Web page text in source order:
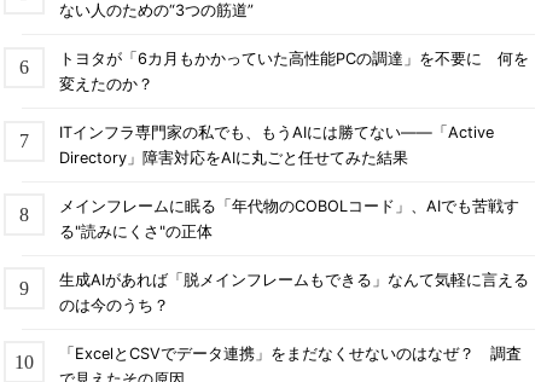
ない人のための“3つの筋道”
トヨタが「6カ月もかかっていた高性能PCの調達」を不要に 何を
変えたのか？
ITインフラ専門家の私でも、もうAIには勝てない――「Active
Directory」障害対応をAIに丸ごと任せてみた結果
メインフレームに眠る「年代物のCOBOLコード」、AIでも苦戦す
る"読みにくさ"の正体
生成AIがあれば「脱メインフレームもできる」なんて気軽に言える
のは今のうち？
「ExcelとCSVでデータ連携」をまだなくせないのはなぜ？ 調査